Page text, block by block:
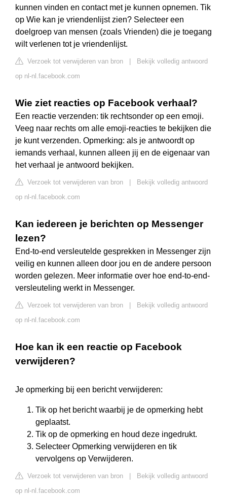
kunnen vinden en contact met je kunnen opnemen. Tik
op Wie kan je vriendenlijst zien? Selecteer een
doelgroep van mensen (zoals Vrienden) die je toegang
wilt verlenen tot je vriendenlijst.
Verzoek tot verwijderen van bron
Bekijk volledig antwoord
op nl-nl.facebook.com
Wie ziet reacties op Facebook verhaal?
Een reactie verzenden: tik rechtsonder op een emoji.
Veeg naar rechts om alle emoji-reacties te bekijken die
je kunt verzenden. Opmerking: als je antwoordt op
iemands verhaal, kunnen alleen jij en de eigenaar van
het verhaal je antwoord bekijken.
Verzoek tot verwijderen van bron
Bekijk volledig antwoord
op nl-nl.facebook.com
Kan iedereen je berichten op Messenger
lezen?
End-to-end versleutelde gesprekken in Messenger zijn
veilig en kunnen alleen door jou en de andere persoon
worden gelezen. Meer informatie over hoe end-to-end-
versleuteling werkt in Messenger.
Verzoek tot verwijderen van bron
Bekijk volledig antwoord
op nl-nl.facebook.com
Hoe kan ik een reactie op Facebook
verwijderen?
Je opmerking bij een bericht verwijderen:
Tik op het bericht waarbij je de opmerking hebt
geplaatst.
Tik op de opmerking en houd deze ingedrukt.
Selecteer Opmerking verwijderen en tik
vervolgens op Verwijderen.
Verzoek tot verwijderen van bron
Bekijk volledig antwoord
op nl-nl.facebook.com